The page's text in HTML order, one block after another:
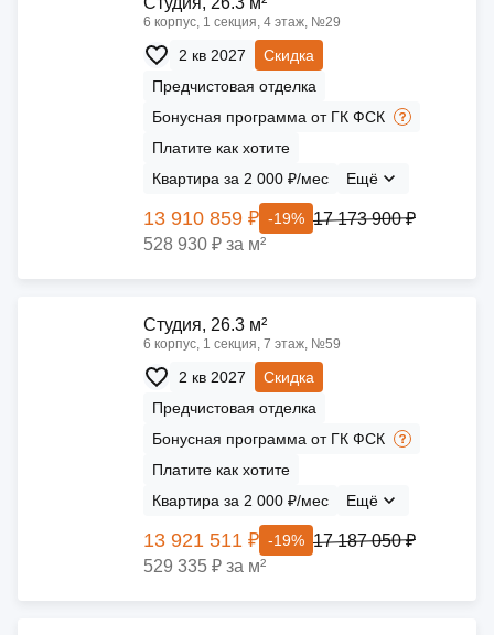
6 корпус, 1 секция, 4 этаж, №29
2 кв 2027
Скидка
Предчистовая отделка
Бонусная программа от ГК ФСК
Платите как хотите
Квартира за 2 000 ₽/мес
Ещё
13 910 859 ₽ -19% 17 173 900 ₽
528 930 ₽ за м²
Cтудия, 26.3 м²
6 корпус, 1 секция, 7 этаж, №59
2 кв 2027
Скидка
Предчистовая отделка
Бонусная программа от ГК ФСК
Платите как хотите
Квартира за 2 000 ₽/мес
Ещё
13 921 511 ₽ -19% 17 187 050 ₽
529 335 ₽ за м²